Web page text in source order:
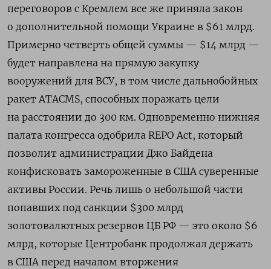
переговоров с Кремлем все же приняла закон
о дополнительной помощи Украине в $61 млрд.
Примерно четверть общей суммы — $14 млрд —
будет направлена на прямую закупку
вооружений для ВСУ, в том числе дальнобойных
ракет ATACMS, способных поражать цели
на расстоянии до 300 км. Одновременно нижняя
палата конгресса одобрила REPO Act, который
позволит администрации Джо Байдена
конфисковать замороженные в США суверенные
активы России. Речь лишь о небольшой части
попавших под санкции $300 млрд
золотовалютных резервов ЦБ РФ — это около $6
млрд, которые Центробанк продолжал держать
в США перед началом вторжения